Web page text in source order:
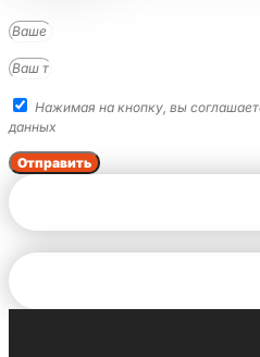
Нажимая на кнопку, вы
данных
Отправить